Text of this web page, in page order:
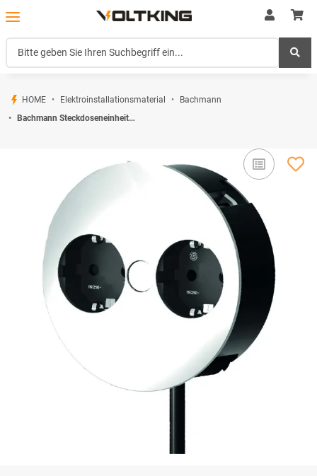
HOME Elektroinstallationsmaterial
Bachmann
Bachmann Steckdoseneinheit TWIST sw 931.000 (1er)